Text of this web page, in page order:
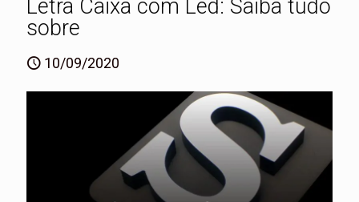
Letra Caixa com Led: Saiba tudo
sobre
10/09/2020